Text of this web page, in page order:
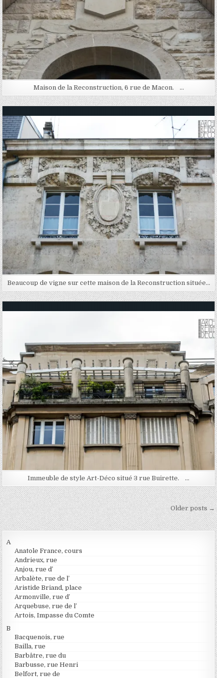
Maison de la Reconstruction, 6 rue de Macon. …
Beaucoup de vigne sur cette maison de la Reconstruction située…
Immeuble de style Art-Déco situé 3 rue Buirette. …
Navigation des articles Older posts →
A
Anatole France, cours
Andrieux, rue
Anjou, rue d’
Arbalète, rue de l’
Aristide Briand, place
Armonville, rue d’
Arquebuse, rue de l’
Artois, Impasse du Comte
B
Bacquenois, rue
Bailla, rue
Barbâtre, rue du
Barbusse, rue Henri
Belfort, rue de